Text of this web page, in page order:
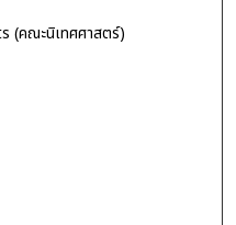
(คณะนิเทศศาสตร์)